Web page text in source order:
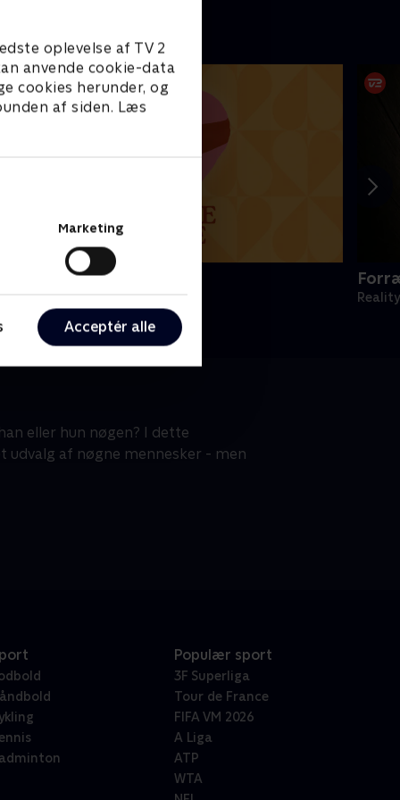
oplevelse af TV 2
anvende cookie-data
cookies herunder, og
af siden. Læs
Marketing
Acceptér alle
Den første date UK
• 3 sæsoner
eller hun nøgen? I dette
af nøgne mennesker - men
Populær sport
3F Superliga
Tour de France
FIFA VM 2026
A Liga
ATP
WTA